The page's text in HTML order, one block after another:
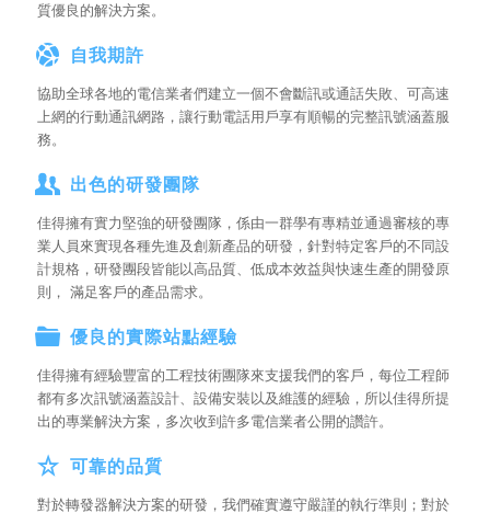
質優良的解決方案。
自我期許
協助全球各地的電信業者們建立一個不會斷訊或通話失敗、可高速
上網的行動通訊網路，讓行動電話用戶享有順暢的完整訊號涵蓋服
務。
出色的研發團隊
佳得擁有實力堅強的研發團隊，係由一群學有專精並通過審核的專
業人員來實現各種先進及創新產品的研發，針對特定客戶的不同設
計規格，研發團段皆能以高品質、低成本效益與快速生產的開發原
則， 滿足客戶的產品需求。
優良的實際站點經驗
佳得擁有經驗豐富的工程技術團隊來支援我們的客戶，每位工程師
都有多次訊號涵蓋設計、設備安裝以及維護的經驗，所以佳得所提
出的專業解決方案，多次收到許多電信業者公開的讚許。
可靠的品質
對於轉發器解決方案的研發，我們確實遵守嚴謹的執行準則；對於